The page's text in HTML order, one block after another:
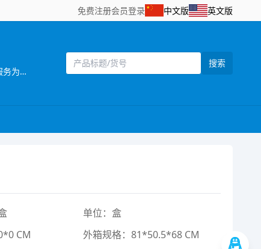
免费注册会员登录 中文版 英文版
[主营]：一六八（壹陆捌）玩具厂位于中国东南沿 海的汕头市澄海区，海陆空交通便利，是一家 集设计开发，生产制造和销售服务为一体的企业。 推推乐是一六八玩具厂旗下的一个推车玩具品牌，目前本厂主要生产婴儿手推车，娃娃公仔，彩虹编织机等儿童玩具产品，推推乐手推车玩具拥有专业的设计人员，所有开发的产品，款式新颖，结构合理，安全美观，适合各类消费层购买，所有产品均可符合国家安全检测标准EN71标准，同时推推乐推车还拥有一批强大的销售团队，目前产品销售遍及中国30多个省，直辖市覆盖国内200个城市，并且远销欧洲，南北美洲，东南亚，非洲等国家和地区 推推乐品牌诞生以来得到了广大客户和消费者的支持和认可，作为我们也将一如既往，不断创新，将“经典.环保.安全.时尚”的全新理念融入到体现品牌价值中，推推乐推车专做中国好玩具。
搜索
单位：盒
CM
外箱规格：81*50.5*68 CM